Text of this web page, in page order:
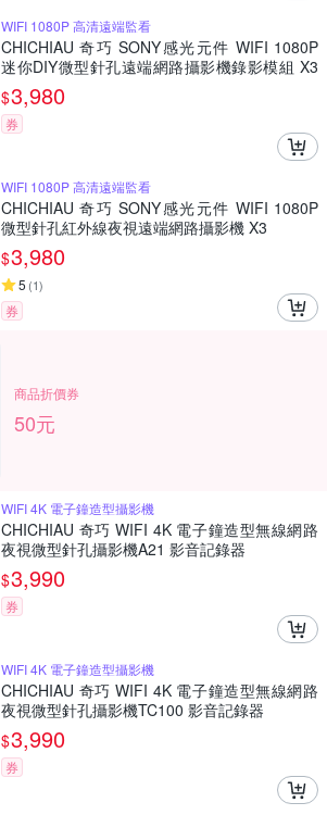
WIFI 1080P 高清遠端監看
CHICHIAU 奇巧 SONY感光元件 WIFI 1080P
迷你DIY微型針孔遠端網路攝影機錄影模組 X3
M
$3,980
券
WIFI 1080P 高清遠端監看
CHICHIAU 奇巧 SONY感光元件 WIFI 1080P
微型針孔紅外線夜視遠端網路攝影機 X3
$3,980
5 (1)
券
商品折價券
50元
WIFI 4K 電子鐘造型攝影機
CHICHIAU 奇巧 WIFI 4K 電子鐘造型無線網路
夜視微型針孔攝影機A21 影音記錄器
$3,990
券
WIFI 4K 電子鐘造型攝影機
CHICHIAU 奇巧 WIFI 4K 電子鐘造型無線網路
夜視微型針孔攝影機TC100 影音記錄器
$3,990
券